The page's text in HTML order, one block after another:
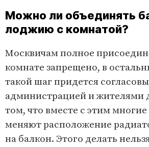
Можно ли объединять
лоджию с комнатой?
Москвичам полное
комнате запрещено, в
такой шаг придется
администрацией и жителями
том, что вместе с этим
меняют расположение
на балкон. Этого делать